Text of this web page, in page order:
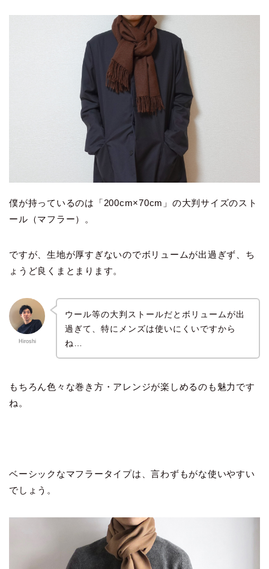
僕が持っているのは「200cm×70cm」の大判サイズのスト
ール（マフラー）。
ですが、生地が厚すぎないのでボリュームが出過ぎず、ち
ょうど良くまとまります。
Hiroshi
ウール等の大判ストールだとボリュームが出
過ぎて、特にメンズは使いにくいですから
ね…
もちろん色々な巻き方・アレンジが楽しめるのも魅力です
ね。
ベーシックなマフラータイプは、言わずもがな使いやすい
でしょう。